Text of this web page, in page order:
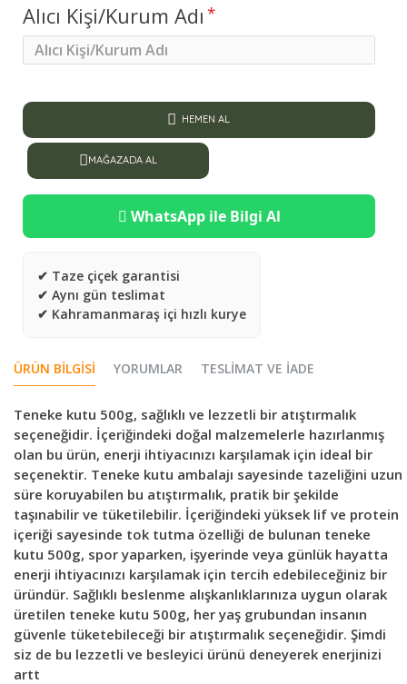
Alıcı Kişi/Kurum Adı
HEMEN AL
MAĞAZADA AL
WhatsApp ile Bilgi Al
✔ Taze çiçek garantisi
✔ Aynı gün teslimat
✔ Kahramanmaraş içi hızlı kurye
ÜRÜN BILGISI YORUMLAR TESLIMAT VE İADE
Teneke kutu 500g, sağlıklı ve lezzetli bir atıştırmalık
seçeneğidir. İçeriğindeki doğal malzemelerle hazırlanmış
olan bu ürün, enerji ihtiyacınızı karşılamak için ideal bir
seçenektir. Teneke kutu ambalajı sayesinde tazeliğini uzun
süre koruyabilen bu atıştırmalık, pratik bir şekilde
taşınabilir ve tüketilebilir. İçeriğindeki yüksek lif ve protein
içeriği sayesinde tok tutma özelliği de bulunan teneke
kutu 500g, spor yaparken, işyerinde veya günlük hayatta
enerji ihtiyacınızı karşılamak için tercih edebileceğiniz bir
üründür. Sağlıklı beslenme alışkanlıklarınıza uygun olarak
üretilen teneke kutu 500g, her yaş grubundan insanın
güvenle tüketebileceği bir atıştırmalık seçeneğidir. Şimdi
siz de bu lezzetli ve besleyici ürünü deneyerek enerjinizi
artt